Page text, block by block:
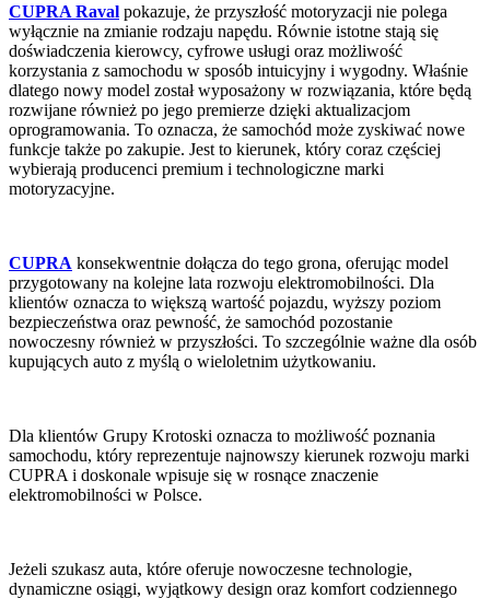
CUPRA Raval pokazuje, że przyszłość motoryzacji nie polega
wyłącznie na zmianie rodzaju napędu. Równie istotne stają się
doświadczenia kierowcy, cyfrowe usługi oraz możliwość
korzystania z samochodu w sposób intuicyjny i wygodny. Właśnie
dlatego nowy model został wyposażony w rozwiązania, które będą
rozwijane również po jego premierze dzięki aktualizacjom
oprogramowania. To oznacza, że samochód może zyskiwać nowe
funkcje także po zakupie. Jest to kierunek, który coraz częściej
wybierają producenci premium i technologiczne marki
motoryzacyjne.
CUPRA konsekwentnie dołącza do tego grona, oferując model
przygotowany na kolejne lata rozwoju elektromobilności. Dla
klientów oznacza to większą wartość pojazdu, wyższy poziom
bezpieczeństwa oraz pewność, że samochód pozostanie
nowoczesny również w przyszłości. To szczególnie ważne dla osób
kupujących auto z myślą o wieloletnim użytkowaniu.
Dla klientów Grupy Krotoski oznacza to możliwość poznania
samochodu, który reprezentuje najnowszy kierunek rozwoju marki
CUPRA i doskonale wpisuje się w rosnące znaczenie
elektromobilności w Polsce.
Jeżeli szukasz auta, które oferuje nowoczesne technologie,
dynamiczne osiągi, wyjątkowy design oraz komfort codziennego